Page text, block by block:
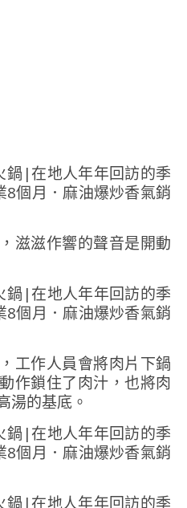
滋滋作響的聲音是開動
工作人員會將肉片下鍋
作鎖住了肉汁，也將肉
湯的基底。